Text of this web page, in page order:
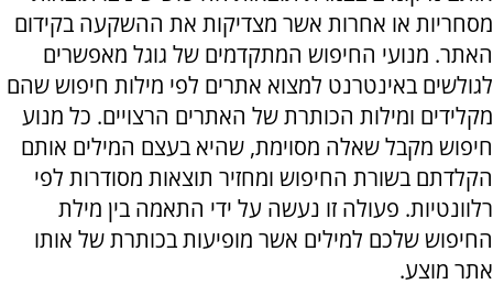
מסחריות או אחרות אשר מצדיקות את ההשקעה בקידום
האתר. מנועי החיפוש המתקדמים של גוגל מאפשרים
לגולשים באינטרנט למצוא אתרים לפי מילות חיפוש שהם
מקלידים ומילות הכותרת של האתרים הרצויים. כל מנוע
חיפוש מקבל שאלה מסוימת, שהיא בעצם המילים אותם
הקלדתם בשורת החיפוש ומחזיר תוצאות מסודרות לפי
רלוונטיות. פעולה זו נעשה על ידי התאמה בין מילת
החיפוש שלכם למילים אשר מופיעות בכותרת של אותו
אתר מוצע.